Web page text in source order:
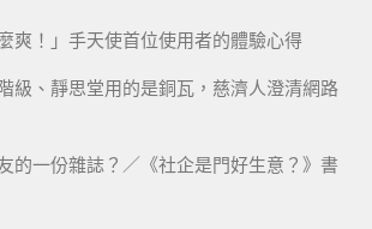
爽！」手天使首位使用者的體驗心得
級、靜思堂用的是銅瓦，慈濟人澄清網路
的一份雜誌？／《社企是門好生意？》書